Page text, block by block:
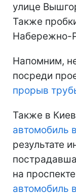
улице
Также
Набережно-
Напомним,
посреди
прорыв
Также в
автомобиль
результате
на
автомобиль